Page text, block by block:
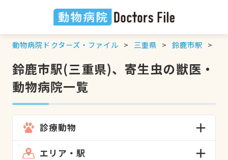
動物病院ドクターズ・ファイル 三重県 鈴鹿市駅
鈴鹿市駅(三重県)、寄生虫の獣医・
動物病院一覧
診療動物
エリア・駅